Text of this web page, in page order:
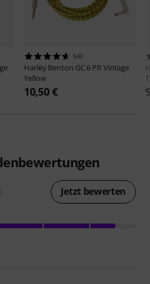
543
Harley Benton GC 6 PR Vintage
Yellow
10,50 €
Jetzt bewerten